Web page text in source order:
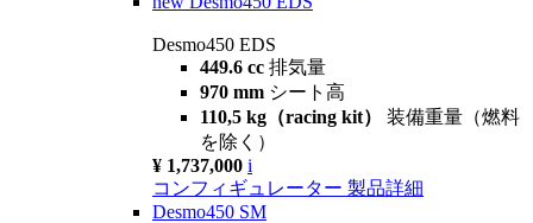
Desmo450 EDS
449.6 cc 排気量
970 mm シート高
110,5 kg（racing kit） 装備重量（燃料
を除く）
¥ 1,737,000 i
コンフィギュレーター 製品詳細
Desmo450 SM